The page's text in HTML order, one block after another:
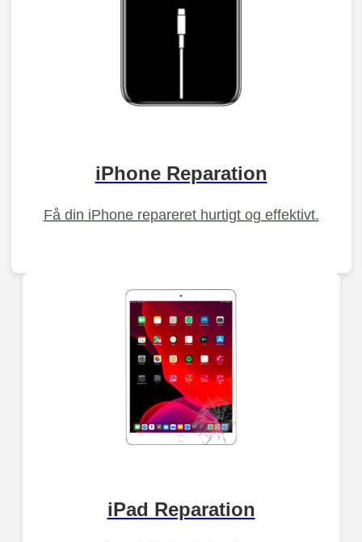
iPhone Reparation
Få din iPhone repareret hurtigt og effektivt.
iPad Reparation